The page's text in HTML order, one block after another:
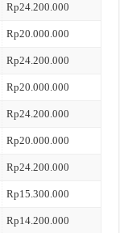
Rp24.200.000
Rp20.000.000
Rp24.200.000
Rp20.000.000
Rp24.200.000
Rp20.000.000
Rp24.200.000
Rp15.300.000
Rp14.200.000